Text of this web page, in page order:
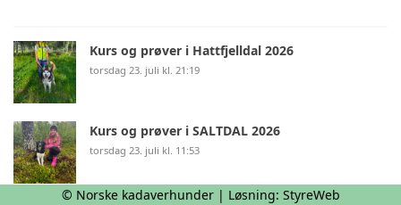
Kurs og prøver i Hattfjelldal 2026
torsdag 23. juli kl. 21:19
Kurs og prøver i SALTDAL 2026
torsdag 23. juli kl. 11:53
© Norske kadaverhunder | Løsning: StyreWeb